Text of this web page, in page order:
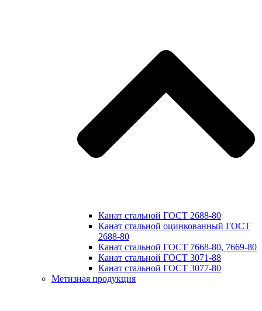
Канат стальной ГОСТ 2688-80
Канат стальной оцинкованный ГОСТ
2688-80
Канат стальной ГОСТ 7668-80, 7669-80
Канат стальной ГОСТ 3071-88
Канат стальной ГОСТ 3077-80
Метизная продукция